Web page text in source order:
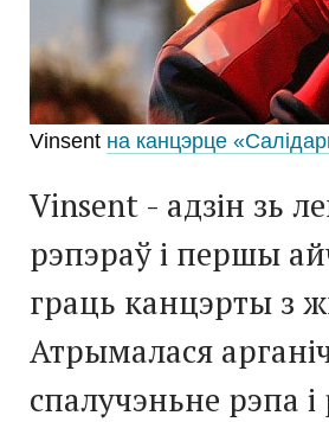
Vinsent на канцэрце
Vinsent - адзін зь
рэпэраў і першы
граць канцэрты з
Атрымалася
спалучэньне рэпа